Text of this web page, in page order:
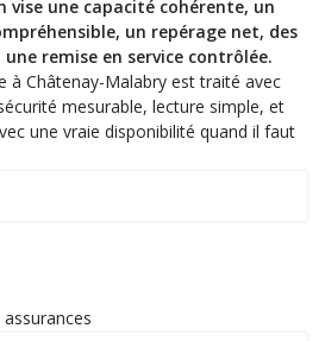
vise une capacité cohérente, un
un repérage net, des
remise en service contrôlée.
à Châtenay-Malabry est traité avec
mesurable, lecture simple, et
une vraie disponibilité quand il faut